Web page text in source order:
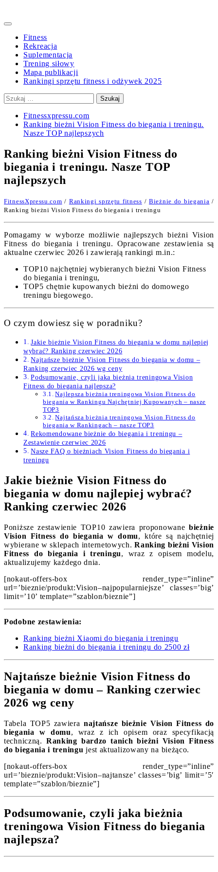
Primary
Fitness
Rekreacja
Suplementacja
Trening siłowy
Mapa publikacji
Rankingi sprzętu fitness i odżywek 2025
Szukaj:
Fitnessxpressu.com
Ranking bieżni Vision Fitness do biegania i treningu.
Nasze TOP najlepszych
Ranking bieżni Vision Fitness do
biegania i treningu. Nasze TOP
najlepszych
FitnessXpressu.com / Rankingi sprzętu fitness /Bieżnie do biegania /
Ranking bieżni Vision Fitness do biegania i treningu
Pomagamy w wyborze możliwie najlepszych bieżni Vision
Fitness do biegania i treningu. Opracowane zestawienia są
aktualne czerwiec 2026 i zawierają rankingi m.in.:
TOP10 najchętniej wybieranych bieżni Vision Fitness
do biegania i treningu,
TOP5 chętnie kupowanych bieżni do domowego
treningu biegowego.
O czym dowiesz się w poradniku?
Jakie bieżnie Vision Fitness do biegania w domu najlepiej
wybrać? Ranking czerwiec 2026
Najtańsze bieżnie Vision Fitness do biegania w domu –
Ranking czerwiec 2026 wg ceny
Podsumowanie, czyli jaka bieżnia treningowa Vision
Fitness do biegania najlepsza?
Najlepsza bieżnia treningowa Vision Fitness do
biegania w Rankingu Najchętniej Kupowanych – nasze
TOP3
Najtańsza bieżnia treningowa Vision Fitness do
biegania w Rankingach – nasze TOP3
Rekomendowane bieżnie do biegania i treningu –
Zestawienie czerwiec 2026
Nasze FAQ o bieżniach Vision Fitness do biegania i
treningu
Jakie bieżnie Vision Fitness do
biegania w domu najlepiej wybrać?
Ranking czerwiec 2026
Poniższe zestawienie TOP10 zawiera proponowanebieżnie
Vision Fitness do biegania w domu, które są najchętniej
wybierane w sklepach internetowych.Ranking bieżni Vision
Fitness do biegania i treningu, wraz z opisem modelu,
aktualizujemy każdego dnia.
[nokaut-offers-box render_type=”inline”
url=’bieznie/produkt:Vision–najpopularniejsze’ classes=’big’
limit=’10’ template=”szablon/bieznie”]
Podobne zestawienia:
Ranking bieżni Xiaomi do biegania i treningu
Ranking bieżni do biegania i treningu do 2500 zł
Najtańsze bieżnie Vision Fitness do
biegania w domu – Ranking czerwiec
2026 wg ceny
Tabela TOP5 zawiera najtańsze bieżnie Vision Fitness do
biegania w domu, wraz z ich opisem oraz specyfikacją
techniczną. Ranking bardzo tanich bieżni Vision Fitness
do biegania i treningu jest aktualizowany na bieżąco.
[nokaut-offers-box render_type=”inline”
url=’bieznie/produkt:Vision–najtansze’ classes=’big’ limit=’5′
template=”szablon/bieznie”]
Podsumowanie, czyli jaka bieżnia
treningowa Vision Fitness do biegania
najlepsza?